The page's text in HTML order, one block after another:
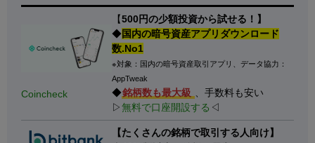
Coincheck
【500円の少額投資から試せる！】
◆国内の暗号資産アプリダウンロード
数.No1
※対象：国内の暗号資産取引アプリ、データ協力：
AppTweak
◆銘柄数も最大級 、手数料も安い
▷無料で口座開設する ◁
【たくさんの銘柄で取引する人向け】